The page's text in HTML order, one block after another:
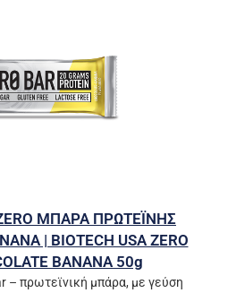
ΜΠΑΡΑ ΠΡΩΤΕΪΝΗΣ
| BIOTECH USA ZERO
BANANA 50g
– πρωτεϊνική μπάρα, με γεύση